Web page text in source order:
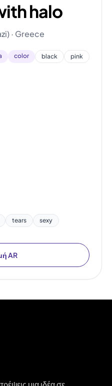
halo
· Greece
color black
pink
tears sexy
AR